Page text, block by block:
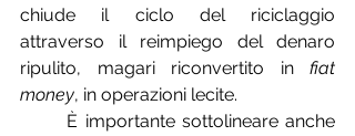
chiude il ciclo del riciclaggio
attraverso il reimpiego del denaro
ripulito, magari riconvertito in fiat
money, in operazioni lecite.